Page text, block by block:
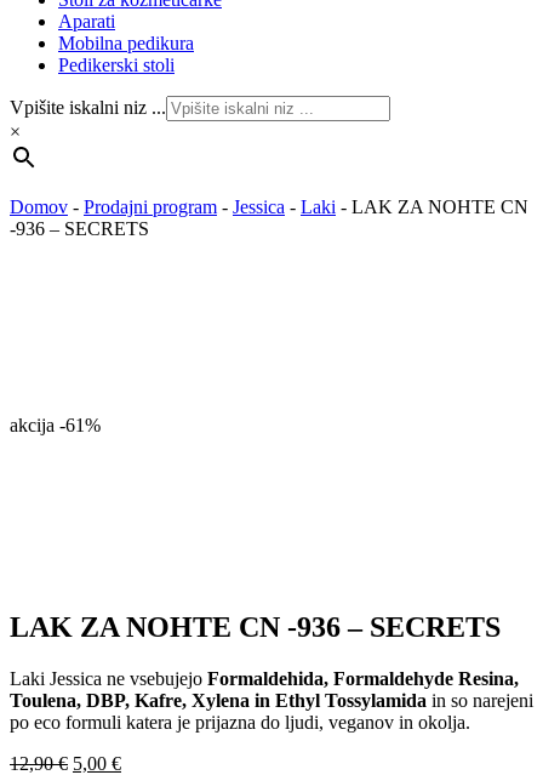
Aparati
Mobilna pedikura
Pedikerski stoli
Vpišite iskalni niz ...
×
Domov - Prodajni program - Jessica - Laki - LAK ZA NOHTE CN
-936 – SECRETS
akcija -61%
LAK ZA NOHTE CN -936 – SECRETS
Laki Jessica ne vsebujejo Formaldehida, Formaldehyde Resina,
Toulena, DBP, Kafre, Xylena in Ethyl Tossylamida in so narejeni
po eco formuli katera je prijazna do ljudi, veganov in okolja.
12,90€ 5,00 €